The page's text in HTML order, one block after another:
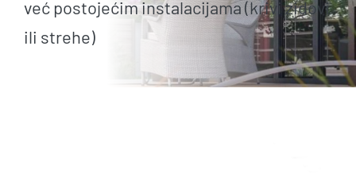
Kontakt
već postojećim instalacijama (krivi zidovi
ili strehe)